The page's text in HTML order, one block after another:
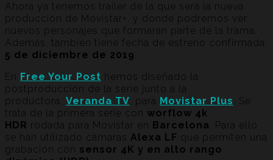
Ahora ya tenemos trailer de la que será la nueva
producción de Movistar+, y donde podremos ver
nuevos personajes que formaran parte de la trama.
Además, también tiene fecha de estreno confirmada:
5 de diciembre de 2019.
En Free Your Post hemos diseñado la
postproducción de la serie junto a la
productora, Veranda TV, para Movistar Plus. Se
trata de la primera serie con worflow 4k
HDR rodada para Movistar en Barcelona. Para ello
se han utilizado cámaras Alexa LF que permiten una
grabación con sensor 4K y en alto rango